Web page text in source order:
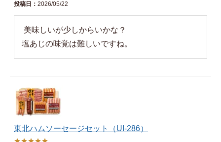
投稿日 2026/05/22
塩あじの味覚は難しいですね。
東北ハムソーセージセット（UI-286）